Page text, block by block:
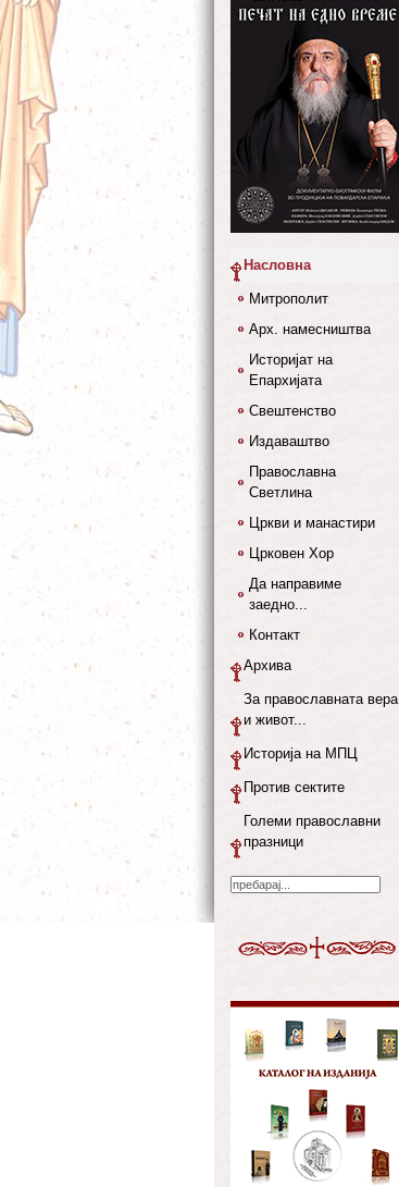
Насловна
Митрополит
Арх. намесништва
Историјат на
Епархијата
Свештенство
Издаваштво
Православна
Светлина
Цркви и манастири
Црковен Хор
Да направиме
заедно...
Контакт
Архива
За православната вера
и живот...
Историја на МПЦ
Против сектите
Големи православни
празници